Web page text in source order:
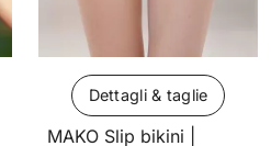
Dettagli & taglie
MAKO Slip bikini |